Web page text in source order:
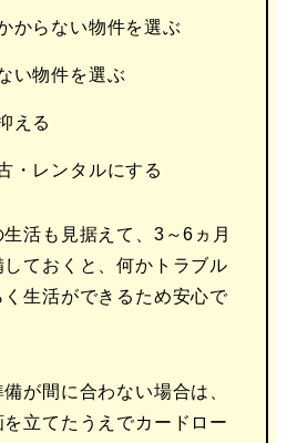
からない物件を選ぶ
い物件を選ぶ
える
・レンタルにする
活も見据えて、3～6ヵ月
ておくと、何かトラブル
生活ができるため安心で
が間に合わない場合は、
立てたうえでカードロー